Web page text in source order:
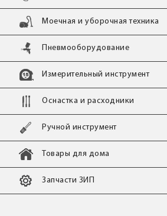
Моечная и уборочная техника
Пневмооборудование
Измерительный инструмент
Оснастка и расходники
Ручной инструмент
Товары для дома
Запчасти ЗИП